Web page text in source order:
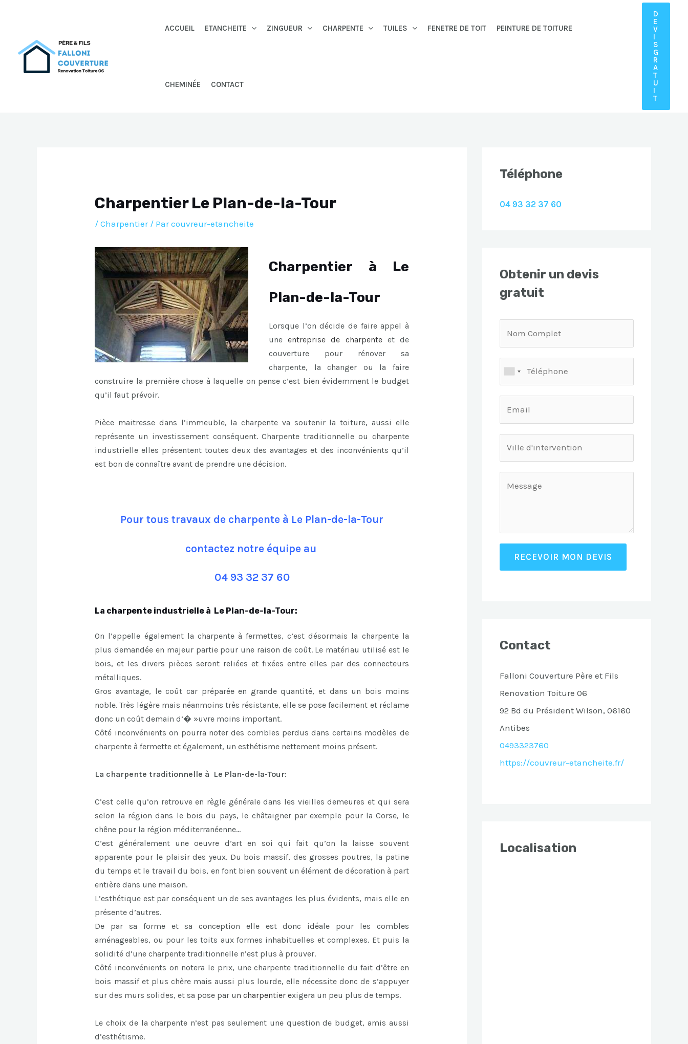
ACCUEIL ETANCHEITE ZINGUEUR CHARPENTE TUILES FENETRE DE TOIT PEINTURE DE TOITURE
CHEMINÉE CONTACT
D
E
V
I
S
G
R
A
T
U
I
T
Charpentier Le Plan-de-la-Tour
/Charpentier/ Parcouvreur-etancheite
Charpentier à Le
Plan-de-la-Tour
Lorsque l’on décide de faire appel à
uneentreprise de charpenteet de
couverture pour rénover sa
charpente, la changer ou la faire
construire la première chose à laquelle on pense c’est bien évidemment le budget
qu’il faut prévoir.
Pièce maitresse dans l’immeuble, la charpente va soutenir la toiture, aussi elle
représente un investissement conséquent. Charpente traditionnelle ou charpente
industrielle elles présentent toutes deux des avantages et des inconvénients qu’il
est bon de connaître avant de prendre une décision.
Pour tous travaux de charpente à Le Plan-de-la-Tour
contactez notre équipe au
04 93 32 37 60
La charpente industrielle à Le Plan-de-la-Tour:
On l’appelle également la charpente à fermettes, c’est désormais la charpente la
plus demandée en majeur partie pour une raison de coût. Le matériau utilisé est le
bois, et les divers pièces seront reliées et fixées entre elles par des connecteurs
métalliques.
Gros avantage, le coût car préparée en grande quantité, et dans un bois moins
noble. Très légère mais néanmoins très résistante, elle se pose facilement et réclame
donc un coût demain d’� »uvre moins important.
Côté inconvénients on pourra noter des combles perdus dans certains modèles de
charpente à fermette et également, un esthétisme nettement moins présent.
La charpente traditionnelle à Le Plan-de-la-Tour:
C’est celle qu’on retrouve en règle générale dans les vieilles demeures et qui sera
selon la région dans le bois du pays, le châtaigner par exemple pour la Corse, le
chêne pour la région méditerranéenne…
C’est généralement une oeuvre d’art en soi qui fait qu’on la laisse souvent
apparente pour le plaisir des yeux. Du bois massif, des grosses poutres, la patine
du temps et le travail du bois, en font bien souvent un élément de décoration à part
entière dans une maison.
L’esthétique est par conséquent un de ses avantages les plus évidents, mais elle en
présente d’autres.
De par sa forme et sa conception elle est donc idéale pour les combles
aménageables, ou pour les toits aux formes inhabituelles et complexes. Et puis la
solidité d’une charpente traditionnelle n’est plus à prouver.
Côté inconvénients on notera le prix, une charpente traditionnelle du fait d’être en
bois massif et plus chère mais aussi plus lourde, elle nécessite donc de s’appuyer
sur des murs solides, et sa pose par uncharpentierexigera un peu plus de temps.
Le choix de la charpente n’est pas seulement une question de budget, amis aussi
d’esthétisme.
Téléphone
04 93 32 37 60
Obtenir un devis
gratuit
RECEVOIR MON DEVIS
Contact
Falloni Couverture Père et Fils
Renovation Toiture 06
92 Bd du Président Wilson, 06160
Antibes
0493323760
https://couvreur-etancheite.fr/
Localisation